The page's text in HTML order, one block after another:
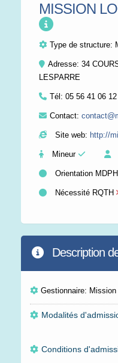
MISSION
Type de structure:
Adresse: 34
LESPARRE
Tél: 05 56 41 06 12
Contact:
Site web: http://
Mineur
Orientation MDPH
Nécessité RQTH
Description
Gestionnaire:
Modalités
Conditions